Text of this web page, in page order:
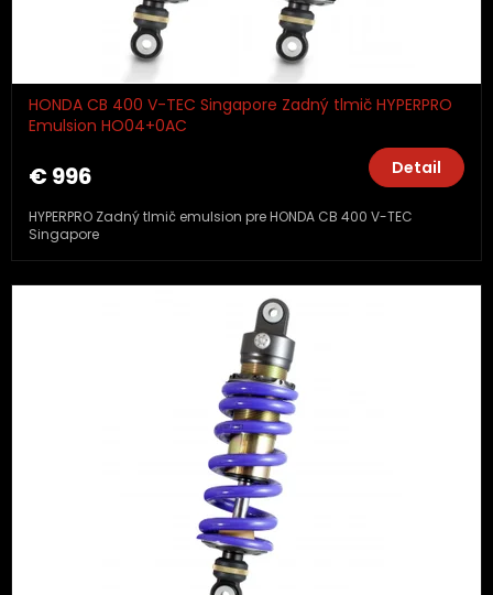
HONDA CB 400 V-TEC Singapore Zadný tlmič HYPERPRO
Emulsion HO04+0AC
€ 996 Detail
HYPERPRO Zadný tlmič emulsion pre HONDA CB 400 V-TEC
Singapore